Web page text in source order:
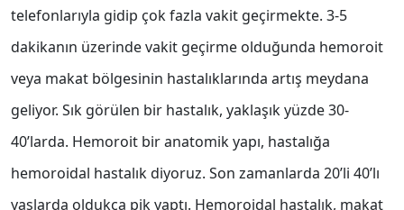
telefonlarıyla gidip çok fazla vakit geçirmekte. 3-5
dakikanın üzerinde vakit geçirme olduğunda hemoroit
veya makat bölgesinin hastalıklarında artış meydana
geliyor. Sık görülen bir hastalık, yaklaşık yüzde 30-
40’larda. Hemoroit bir anatomik yapı, hastalığa
hemoroidal hastalık diyoruz. Son zamanlarda 20’li 40’lı
yaşlarda oldukça pik yaptı. Hemoroidal hastalık, makat